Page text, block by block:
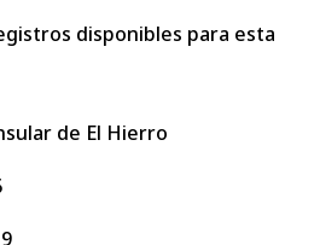
disponibles para esta
de El Hierro